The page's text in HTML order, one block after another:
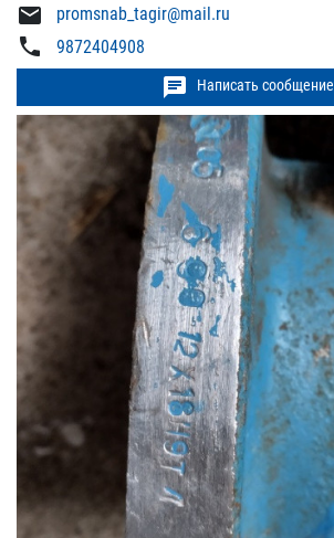
mail promsnab_tagir@mail.ru
phone 9872404908
chat Написать сообщение